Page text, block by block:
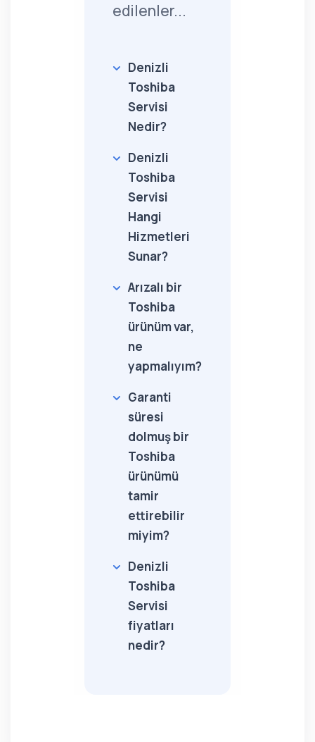
edilenler...
Denizli
Toshiba
Servisi
Nedir?
Denizli
Toshiba
Servisi
Hangi
Hizmetleri
Sunar?
Arızalı bir
Toshiba
ürünüm var,
ne
yapmalıyım?
Garanti
süresi
dolmuş bir
Toshiba
ürünümü
tamir
ettirebilir
miyim?
Denizli
Toshiba
Servisi
fiyatları
nedir?